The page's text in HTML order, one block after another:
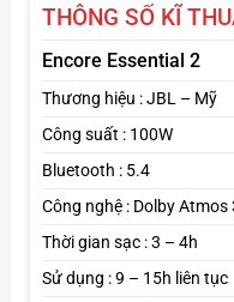
THÔNG SỐ KĨ
Encore Essential 2
Thương hiệu : JBL – Mỹ
Công suất : 100W
Bluetooth : 5.4
Công nghệ : Dolby Atmos
Thời gian sạc : 3 – 4h
Sử dụng : 9 – 15h liên tục